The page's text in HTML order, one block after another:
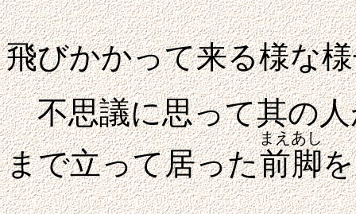
飛びかかって来る様な
不思議に思って其の人
まで立って居った前脚
まえあし
を